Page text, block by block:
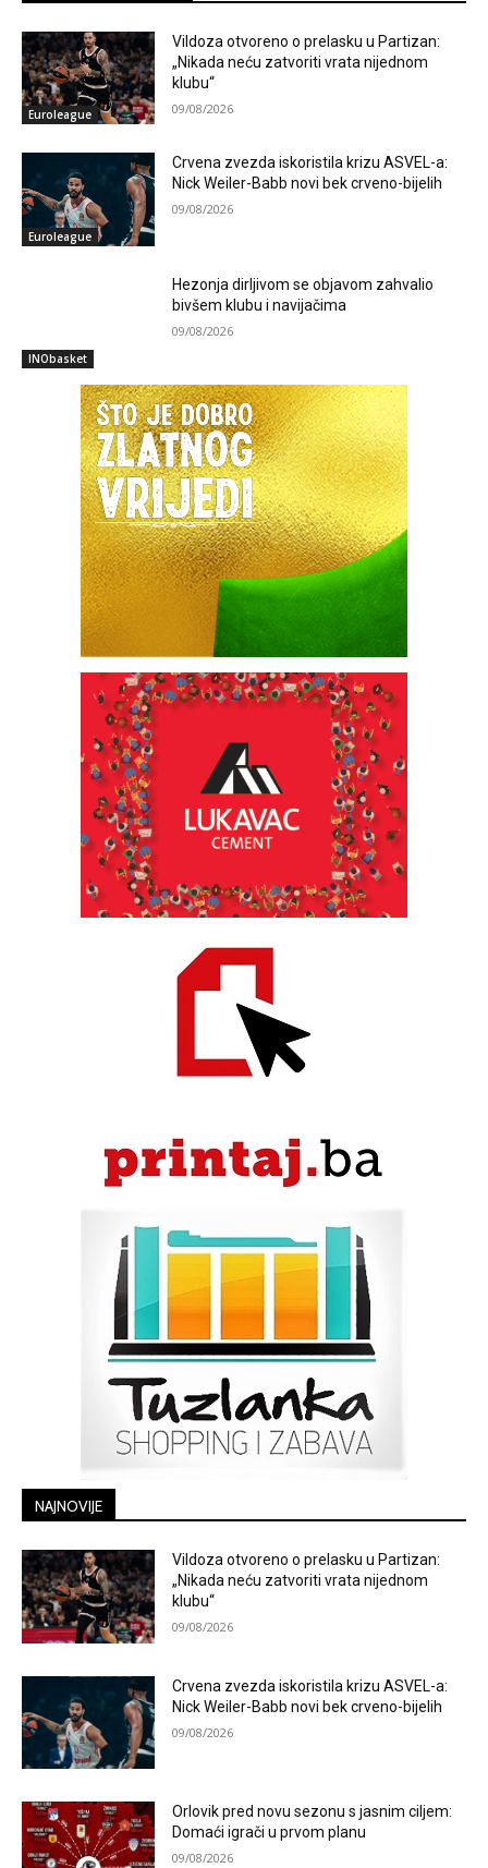
Euroleague
Vildoza otvoreno o prelasku u Partizan:
„Nikada neću zatvoriti vrata nijednom
klubu“
09/08/2026
Euroleague
Crvena zvezda iskoristila krizu ASVEL-a:
Nick Weiler-Babb novi bek crveno-bijelih
09/08/2026
INObasket
Hezonja dirljivom se objavom zahvalio
bivšem klubu i navijačima
09/08/2026
NAJNOVIJE
Vildoza otvoreno o prelasku u Partizan:
„Nikada neću zatvoriti vrata nijednom
klubu“
09/08/2026
Crvena zvezda iskoristila krizu ASVEL-a:
Nick Weiler-Babb novi bek crveno-bijelih
09/08/2026
Orlovik pred novu sezonu s jasnim ciljem:
Domaći igrači u prvom planu
09/08/2026